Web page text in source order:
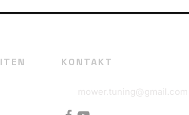
KONTAKT
mower.tuning@gmail.com